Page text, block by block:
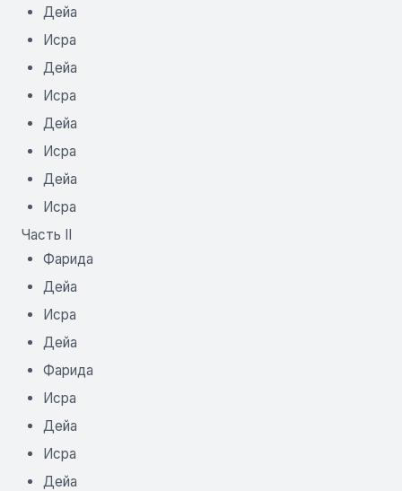
Дейа
Исра
Дейа
Исра
Дейа
Исра
Дейа
Исра
Часть II
Фарида
Дейа
Исра
Дейа
Фарида
Исра
Дейа
Исра
Дейа